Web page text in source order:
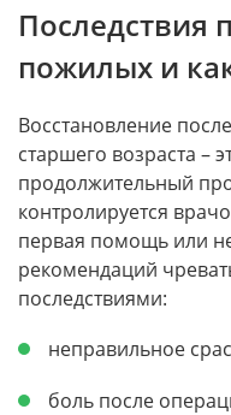
Последствия
пожилых и
Восстановление
старшего возраста –
продолжительный
контролируется
первая помощь или
рекомендаций
последствиями:
неправильное
боль после